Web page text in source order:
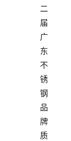
二
届
广
东
不
锈
钢
品
牌
质